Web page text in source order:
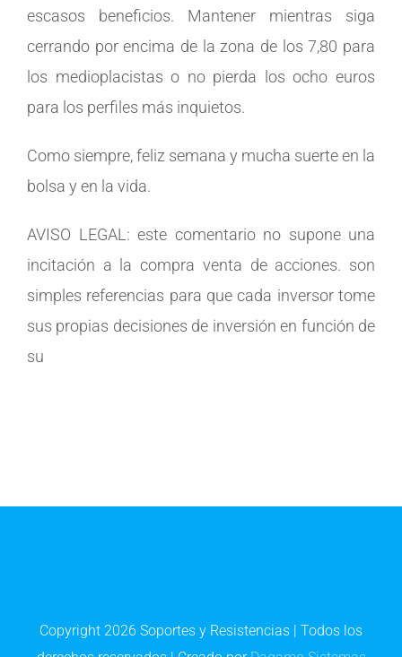
escasos beneficios. Mantener mientras siga
cerrando por encima de la zona de los 7,80 para
los medioplacistas o no pierda los ocho euros
para los perfiles más inquietos.
Como siempre, feliz semana y mucha suerte en la
bolsa y en la vida.
AVISO LEGAL: este comentario no supone una
incitación a la compra venta de acciones. son
simples referencias para que cada inversor tome
sus propias decisiones de inversión en función de
su
Copyright 2026 Soportes y Resistencias | Todos los